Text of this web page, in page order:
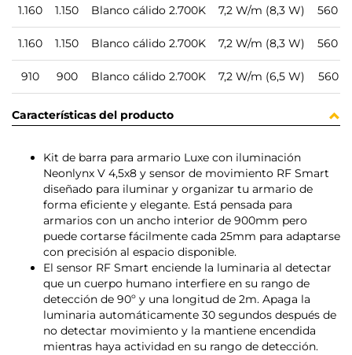
1.160 1.150 Blanco cálido 2.700K 7,2 W/m (8,3 W) 560
1.160 1.150 Blanco cálido 2.700K 7,2 W/m (8,3 W) 560
910 900 Blanco cálido 2.700K 7,2 W/m (6,5 W) 560
Características del producto
Kit de barra para armario Luxe con iluminación
Neonlynx V 4,5x8 y sensor de movimiento RF Smart
diseñado para iluminar y organizar tu armario de
forma eficiente y elegante. Está pensada para
armarios con un ancho interior de 900mm pero
puede cortarse fácilmente cada 25mm para adaptarse
con precisión al espacio disponible.
El sensor RF Smart enciende la luminaria al detectar
que un cuerpo humano interfiere en su rango de
detección de 90º y una longitud de 2m. Apaga la
luminaria automáticamente 30 segundos después de
no detectar movimiento y la mantiene encendida
mientras haya actividad en su rango de detección.